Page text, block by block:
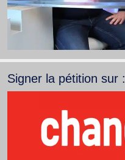
Signer la pétition sur :